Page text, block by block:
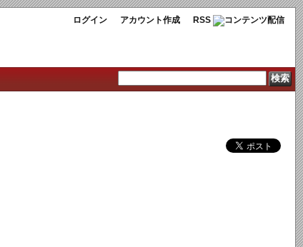
ログイン アカウント作成 RSS